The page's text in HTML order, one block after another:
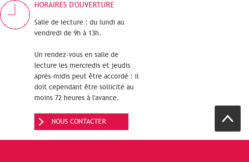
HORAIRES D'OUVERTURE
Salle de lecture : du lundi au
vendredi de 9h à 13h.
Un rendez-vous en salle de
lecture les mercredis et jeudis
après-midis peut être accordé : il
doit cependant être sollicité au
moins 72 heures à l'avance.
NOUS CONTACTER